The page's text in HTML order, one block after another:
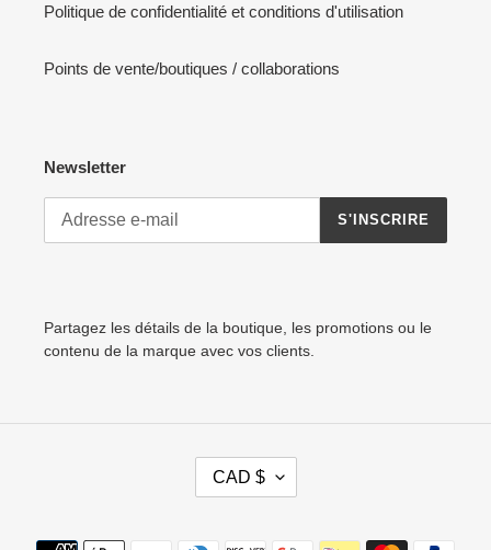
Politique de confidentialité et conditions d'utilisation
Points de vente/boutiques / collaborations
Newsletter
S'INSCRIRE
Partagez les détails de la boutique, les promotions ou le
contenu de la marque avec vos clients.
I
CAD $
Moyens